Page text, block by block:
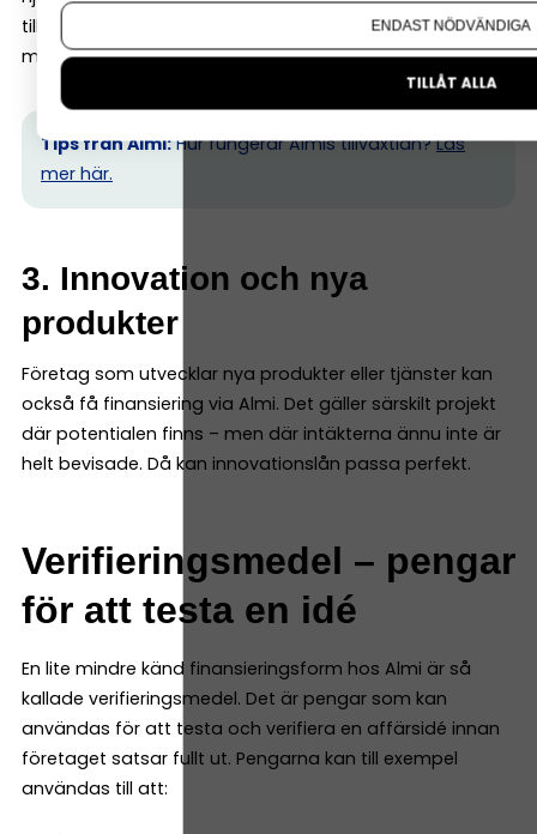
tillväxtlån, ofta i kombination med bank för att
möjliggöra hela satsningen.
Tips från Almi:Hur fungerar Almis tillväxtlån?Läs
mer här.
3. Innovation och nya
produkter
Företag som utvecklar nya produkter eller tjänster kan
också få finansiering via Almi. Det gäller särskilt projekt
där potentialen finns – men där intäkterna ännu inte är
helt bevisade. Då kan innovationslån passa perfekt.
Verifieringsmedel – pengar
för att testa en idé
En lite mindre känd finansieringsform hos Almi är så
kallade verifieringsmedel. Det är pengar som kan
användas för att testa och verifiera en affärsidé innan
företaget satsar fullt ut. Pengarna kan till exempel
användas till att:
ENDAST NÖDVÄNDIGA
TILLÅT ALLA